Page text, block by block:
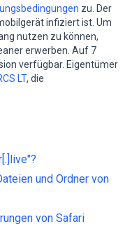
zu. Der
infiziert ist. Um
nutzen zu können,
erwerben. Auf 7
verfügbar. Eigentümer
LT, die
und Ordner von
von Safari